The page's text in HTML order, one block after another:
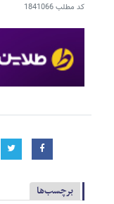
کد مطلب1841066
برچسب‌ها